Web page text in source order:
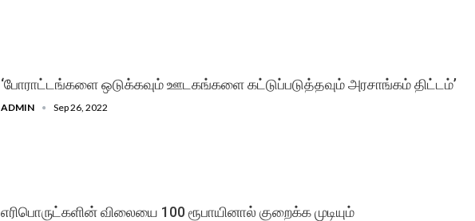
‘போராட்டங்களை ஒடுக்கவும் ஊடகங்களை கட்டுப்படுத்தவும் அரசாங்கம் திட்டம்’
ADMIN Sep 26, 2022
எரிபொருட்களின் விலையை 100 ரூபாயினால் குறைக்க முடியும்